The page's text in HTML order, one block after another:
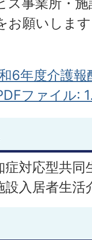
お願いしま
6年度介護
ファイル:
症対応型共同
設入居者生活